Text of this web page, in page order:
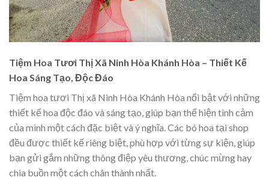
Tiệm Hoa Tươi Thị Xã Ninh Hòa Khánh Hòa – Thiết Kế
Hoa Sáng Tạo, Độc Đáo
Tiệm hoa tươi Thị xã Ninh Hòa Khánh Hòa nổi bật với những
thiết kế hoa độc đáo và sáng tạo, giúp bạn thể hiện tình cảm
của mình một cách đặc biệt và ý nghĩa. Các bó hoa tại shop
đều được thiết kế riêng biệt, phù hợp với từng sự kiện, giúp
bạn gửi gắm những thông điệp yêu thương, chúc mừng hay
chia buồn một cách chân thành nhất.